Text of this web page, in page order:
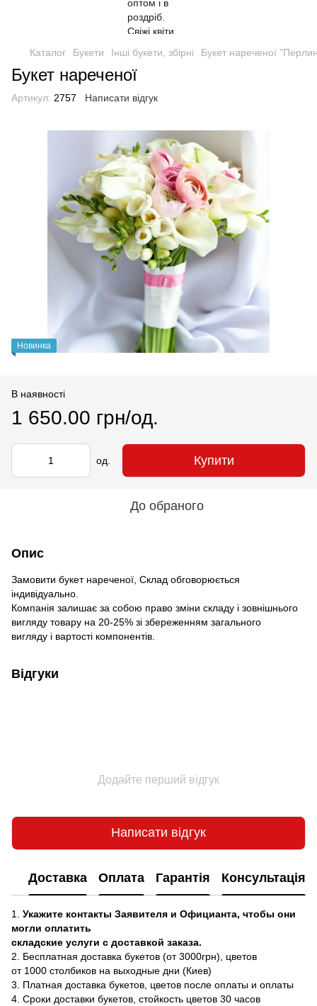
Каталог Букети Інші букети, збірні Букет нареченої
Букет нареченої
Артикул: 2757 Написати відгук
Новинка
В наявності
1 650.00 грн/од.
од. Купити
До обраного
Опис
Замовити букет нареченої, Склад обговорюється
індивідуально.
Компанія залишає за собою право зміни складу і зовнішнього
вигляду товару на 20-25% зі збереженням загального
вигляду і вартості компонентів.
Відгуки
Додайте перший відгук
Написати відгук
Доставка Оплата Гарантія Консультація
1. Укажите контакты Заявителя и Официанта, чтобы они
могли оплатить
складские услуги с доставкой заказа.
2. Бесплатная доставка букетов (от 3000грн), цветов
от 1000 столбиков на выходные дни (Киев)
3. Платная доставка букетов, цветов после оплаты и оплаты
4. Сроки доставки букетов, стойкость цветов 30 часов